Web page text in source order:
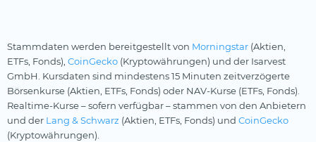
Stammdaten werden bereitgestellt von Morningstar (Aktien,
ETFs, Fonds), CoinGecko (Kryptowährungen) und der Isarvest
GmbH. Kursdaten sind mindestens 15 Minuten zeitverzögerte
Börsenkurse (Aktien, ETFs, Fonds) oder NAV-Kurse (ETFs, Fonds).
Realtime-Kurse – sofern verfügbar – stammen von den Anbietern
und der Lang & Schwarz (Aktien, ETFs, Fonds) und CoinGecko
(Kryptowährungen).